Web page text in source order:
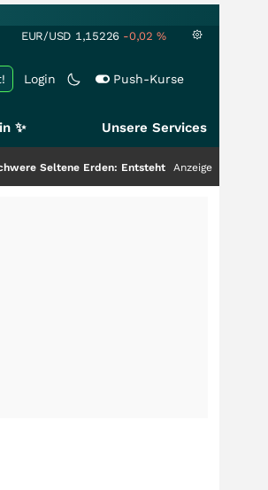
EUR/USD 1,15226 -0,02 %
Login Push-Kurse
✨ Unsere Services
Seltene Erden: Entsteht hier die nächste
Anzeige